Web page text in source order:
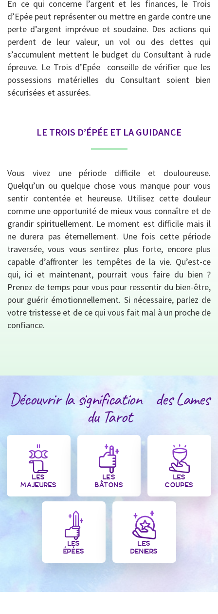
En ce qui concerne l’argent et les finances, le Trois
d’Epée peut représenter ou mettre en garde contre une
perte d’argent imprévue et soudaine. Des actions qui
perdent de leur valeur, un vol ou des dettes qui
s’accumulent mettent le budget du Consultant à rude
épreuve. Le Trois d’Epée conseille de vérifier que les
possessions matérielles du Consultant soient bien
sécurisées et assurées.
LE TROIS D’ÉPÉE ET LA GUIDANCE
Vous vivez une période difficile et douloureuse.
Quelqu’un ou quelque chose vous manque pour vous
sentir contentée et heureuse. Utilisez cette douleur
comme une opportunité de mieux vous connaître et de
grandir spirituellement. Le moment est difficile mais il
ne durera pas éternellement. Une fois cette période
traversée, vous vous sentirez plus forte, encore plus
capable d’affronter les tempêtes de la vie. Qu’est-ce
qui, ici et maintenant, pourrait vous faire du bien ?
Prenez de temps pour vous pour ressentir du bien-être,
pour guérir émotionnellement. Si nécessaire, parlez de
votre tristesse et de ce qui vous fait mal à un proche de
confiance.
Découvrir la signification des Lames
du Tarot
LES
MAJEURES
LES
BÂTONS
LES
COUPES
LES
ÉPÉES
LES
DENIERS